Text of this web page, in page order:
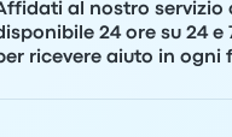
al nostro servizio
24 ore su 24 e
ricevere aiuto in ogni